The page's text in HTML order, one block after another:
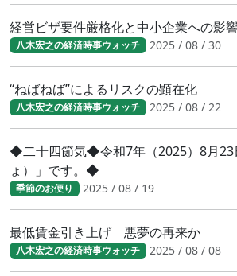
経営ビザ要件厳格化と中小企業への影
八木宏之の経済時事ウォッチ 2025 / 08 / 30
“ねばねば”によるリスクの顕在化
八木宏之の経済時事ウォッチ 2025 / 08 / 22
◆二十四節気◆令和7年（2025）8月23
ょ）」です。◆
季節のお便り 2025 / 08 / 19
最低賃金引き上げ 悪夢の再来か
八木宏之の経済時事ウォッチ 2025 / 08 / 08